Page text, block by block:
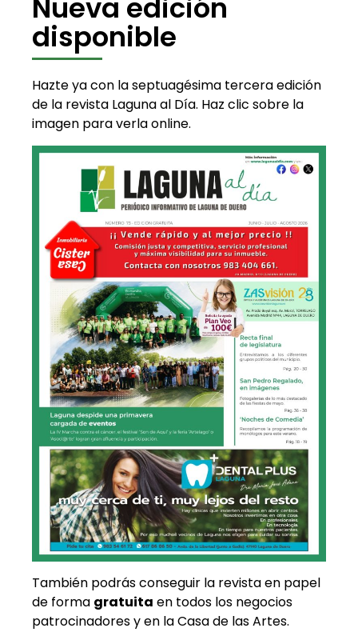
Nueva edición
disponible
Hazte ya con la septuagésima tercera edición
de la revista Laguna al Día. Haz clic sobre la
imagen para verla online.
También podrás conseguir la revista en papel
de forma gratuita en todos los negocios
patrocinadores y en la Casa de las Artes.